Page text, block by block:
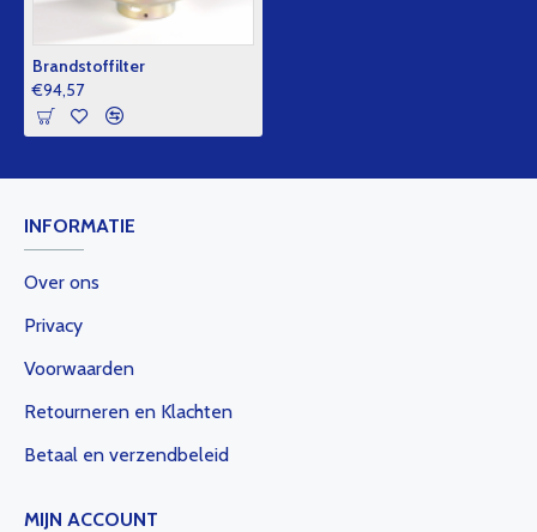
Brandstoffilter
€94,57
INFORMATIE
Over ons
Privacy
Voorwaarden
Retourneren en Klachten
Betaal en verzendbeleid
MIJN ACCOUNT